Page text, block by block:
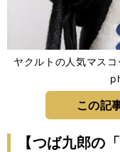
ヤクルトの人気マス
この記
【つば九郎の